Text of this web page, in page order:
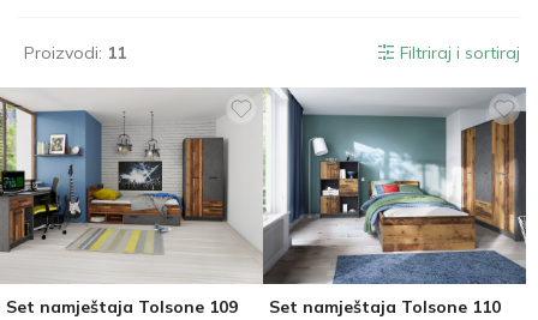
Proizvodi: 11 Filtriraj i sortiraj
Set namještaja Tolsone 109
Set namještaja Tolsone 110